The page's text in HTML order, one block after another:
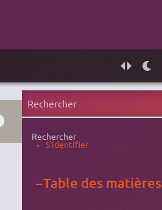
Rechercher
S'identifier
−Table des matières